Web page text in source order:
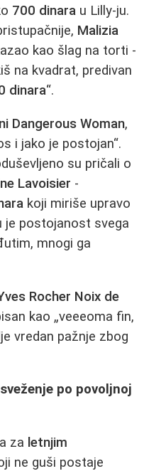
700 dinara u Lilly-ju.
Malizia
kao šlag na torti -
na kvadrat, predivan
dinara“.
Dangerous Woman,
i jako je postojan“.
su pričali o
Lavoisier -
koji miriše upravo
je postojanost svega
mnogi ga
Rocher Noix de
kao „veeeoma fin,
vredan pažnje zbog
po povoljnoj
za letnjim
ne guši postaje